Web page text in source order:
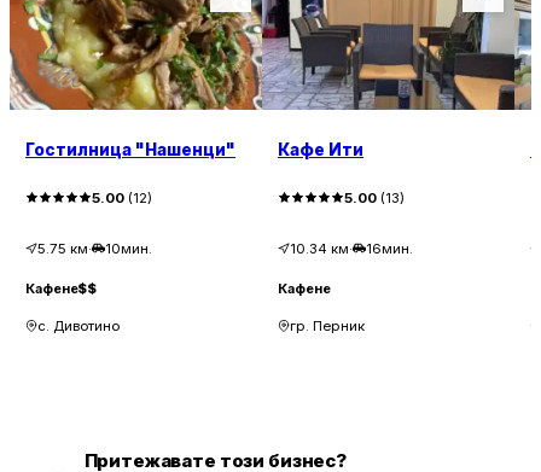
Гостилница "Нашенци"
5.00 (12)
5.75 км· 10мин.
Кафене$$
с. Дивотино
Кафе Ити
5.00 (13)
10.34 км· 16мин.
Кафене
гр. Перник
Притежавате този бизнес?